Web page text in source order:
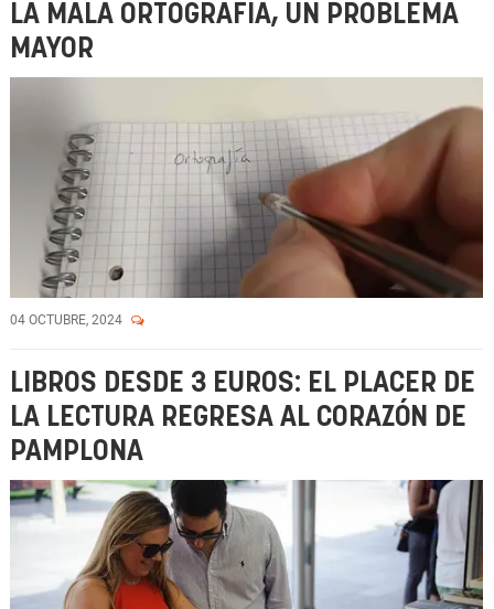
LA MALA ORTOGRAFÍA, UN PROBLEMA
MAYOR
04 OCTUBRE, 2024
LIBROS DESDE 3 EUROS: EL PLACER DE
LA LECTURA REGRESA AL CORAZÓN DE
PAMPLONA